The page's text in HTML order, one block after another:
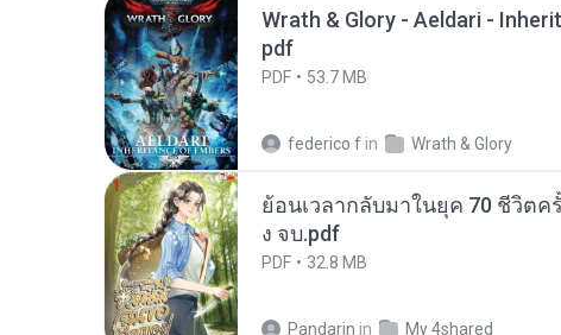
Wrath & Glory - Aeldari -
pdf
PDF 53.7 MB
federico f in Wrath & Glory
ย้อนเวลากลับมาในยุค 70 ชีวิตค
ง จบ.pdf
PDF 32.8 MB
Pandarin in My 4shared